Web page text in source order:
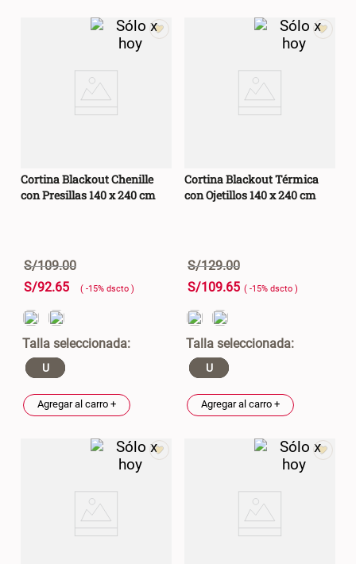
Cortina Blackout Chenille
con Presillas 140 x 240 cm
S/109.00
S/92.65 ( -15% dscto )
U
Agregar al carro +
Cortina Blackout Térmica
con Ojetillos 140 x 240 cm
S/129.00
S/109.65 ( -15% dscto )
U
Agregar al carro +